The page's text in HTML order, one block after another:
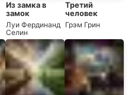
Из замка в
замок
Луи Фердинанд
Селин
Третий
человек
Грэм Грин